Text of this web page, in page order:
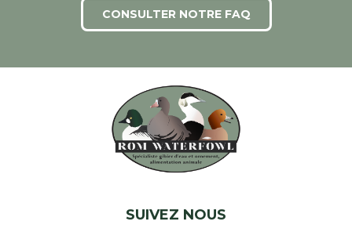
CONSULTER NOTRE FAQ
SUIVEZ NOUS